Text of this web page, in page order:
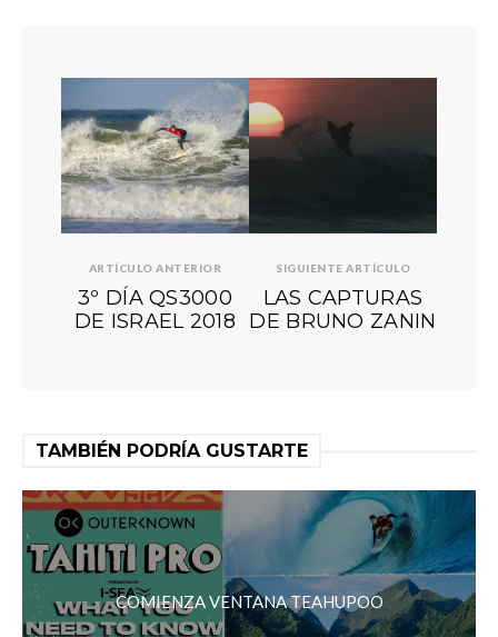
ARTÍCULO ANTERIOR
3º DÍA QS3000
DE ISRAEL 2018
SIGUIENTE ARTÍCULO
LAS CAPTURAS
DE BRUNO ZANIN
TAMBIÉN PODRÍA GUSTARTE
COMIENZA VENTANA TEAHUPOO